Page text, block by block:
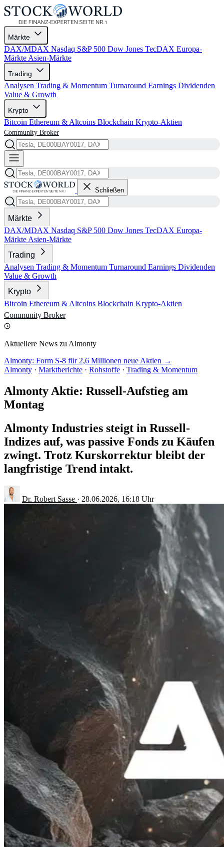
Märkte
DAX/MDAX Nasdaq S&P 500 Dow Jones TecDAX Europa-
Märkte Asien-Märkte
Trading
Analysen Trading & Momentum Turnaround Earnings Dividenden
Value & Growth
Krypto
Bitcoin Ethereum & Altcoins Blockchain Krypto-Aktien
Community Broker
Schließen
Märkte
DAX/MDAX Nasdaq S&P 500 Dow Jones TecDAX Europa-
Märkte Asien-Märkte
Trading
Analysen Trading & Momentum Turnaround Earnings Dividenden
Value & Growth
Krypto
Bitcoin Ethereum & Altcoins Blockchain Krypto-Aktien
Community Broker
Aktuellere News zu Almonty
Almonty: Form S-8 für 2,6 Millionen neue Aktien →
Almonty · Marktberichte · Rohstoffe · Trading & Momentum
Almonty Aktie: Russell-Aufstieg am
Montag
Almonty Industries steigt in Russell-
Indizes auf, was passive Fonds zu Käufen
zwingt. Trotz Kurskorrektur bleibt der
langfristige Trend intakt.
Dr. Robert Sasse · 28.06.2026, 16:18 Uhr